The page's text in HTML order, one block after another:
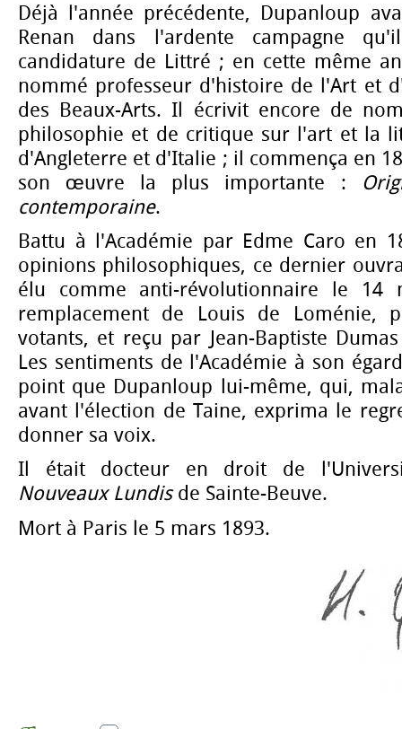
Déjà l'année précédente, Dupanloup
Renan dans l'ardente campagne
candidature de Littré ; en cette même
nommé professeur d'histoire de l'Art et
des Beaux-Arts. Il écrivit encore de
philosophie et de critique sur l'art et la
d'Angleterre et d'Italie ; il commença en
son œuvre la plus importante :
contemporaine.
Battu à l'Académie par Edme Caro en
opinions philosophiques, ce dernier
élu comme anti-révolutionnaire le 14
remplacement de Louis de Loménie,
votants, et reçu par Jean-Baptiste
Les sentiments de l'Académie à son
point que Dupanloup lui-même, qui,
avant l'élection de Taine, exprima le
donner sa voix.
Il était docteur en droit de
Nouveaux Lundisde Sainte-Beuve.
Mort à Paris le 5 mars 1893.